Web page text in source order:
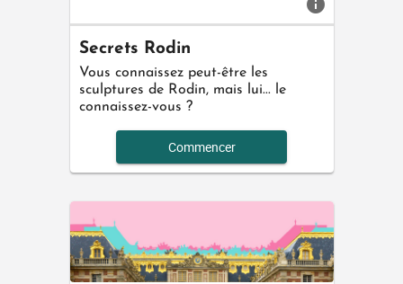
info
Secrets Rodin
Vous connaissez peut-être les
sculptures de Rodin, mais lui... le
connaissez-vous ?
Commencer